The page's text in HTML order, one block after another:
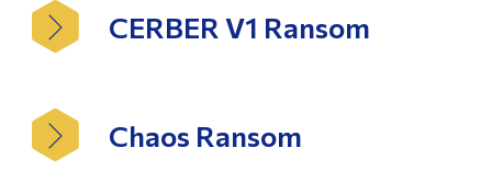
CERBER V1 Ransom
Chaos Ransom